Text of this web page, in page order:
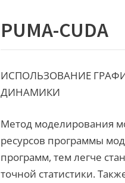
PUMA-CUDA
ИСПОЛЬЗОВАНИЕ
ДИНАМИКИ
Метод моделирования
ресурсов программы
программ, тем легче
точной статистики.